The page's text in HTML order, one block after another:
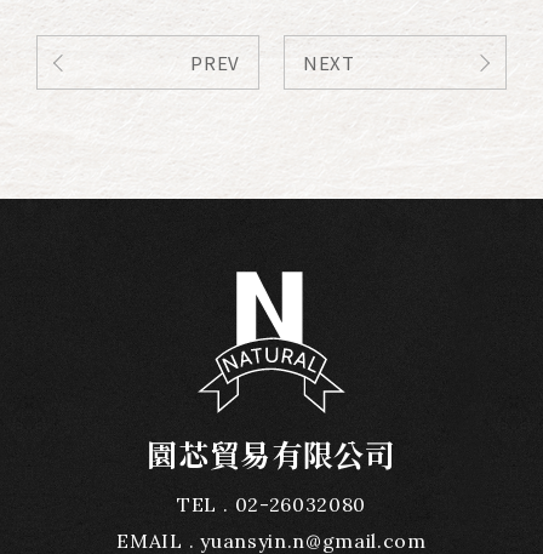
PREV NEXT
園芯貿易有限公司
TEL
02-26032080
EMAIL
yuansyin.n@gmail.com